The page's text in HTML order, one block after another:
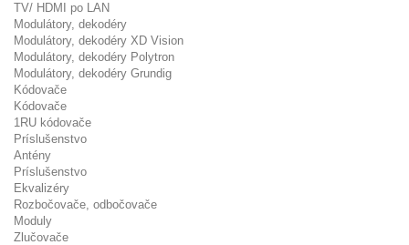
TV/ HDMI po LAN
Modulátory, dekodéry
Modulátory, dekodéry XD Vision
Modulátory, dekodéry Polytron
Modulátory, dekodéry Grundig
Kódovače
Kódovače
1RU kódovače
Príslušenstvo
Antény
Príslušenstvo
Ekvalizéry
Rozbočovače, odbočovače
Moduly
Zlučovače